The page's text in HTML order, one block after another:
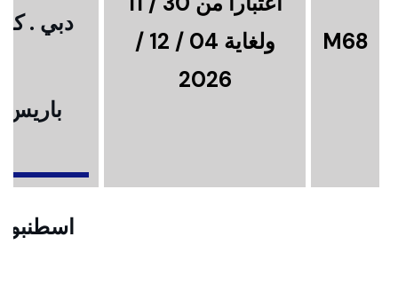
M68
ولغاية 04 / 12 /
2026
دبي .
باريس